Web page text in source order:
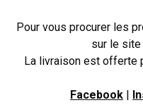
Pour vous procurer les
sur le site
La livraison est offerte
Facebook |